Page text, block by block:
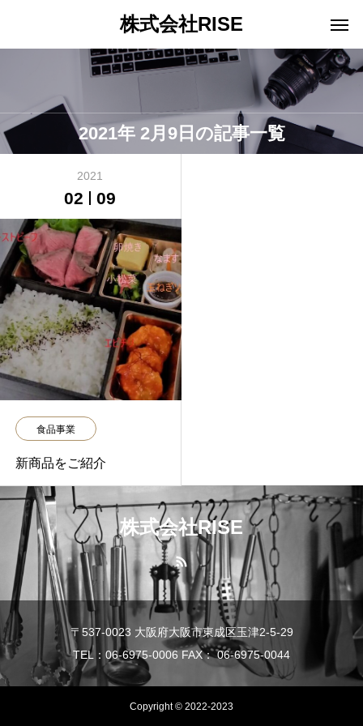
株式会社RISE
2021年 2月9日の記事一覧
2021
02 09
食品事業
新商品をご紹介
株式会社RISE
〒537-0023 大阪府大阪市東成区玉津2-5-29
TEL：06-6975-0006 FAX： 06-6975-0044
Copyright © 2022-2023